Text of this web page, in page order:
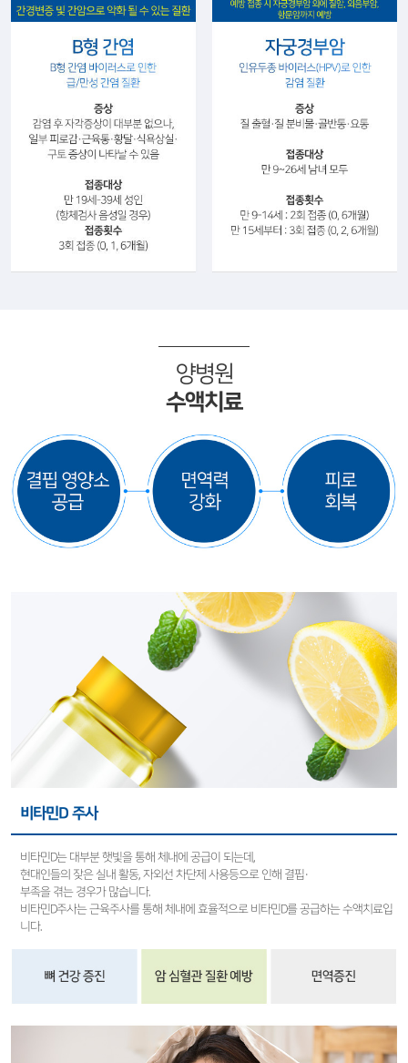
양병원
수액치료
비타민D 주사
비타민D는 대부분 햇빛을 통해 체내에 공급이 되는데,
현대인들의 잦은 실내 활동, 자외선 차단제 사용등으로 인해 결핍·
부족을 겪는 경우가 많습니다.
비타민D주사는 근육주사를 통해 체내에 효율적으로 비타민D를 공급하는 수액치료입
니다.